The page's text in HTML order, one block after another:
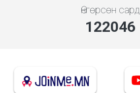
Өнгөрсөн сард
131434